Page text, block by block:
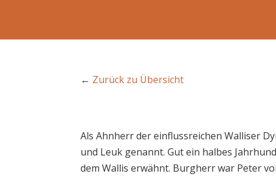
← Zurück zu Übersicht
Als Ahnherr der einflussreichen Walliser
und Leuk genannt. Gut ein halbes
dem Wallis erwähnt. Burgherr war Peter